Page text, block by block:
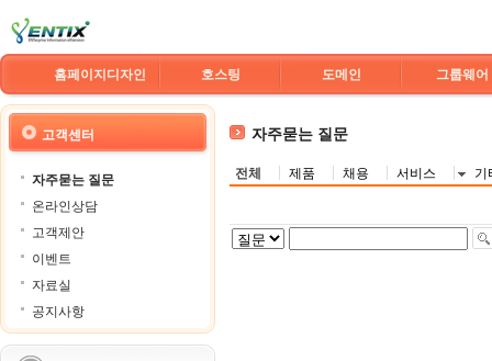
홈페이지디자인 호스팅 도메인 그룹웨어
고객센터
자주묻는 질문
온라인상담
고객제안
이벤트
자료실
공지사항
자주묻는 질문
전체 제품 채용 서비스 기